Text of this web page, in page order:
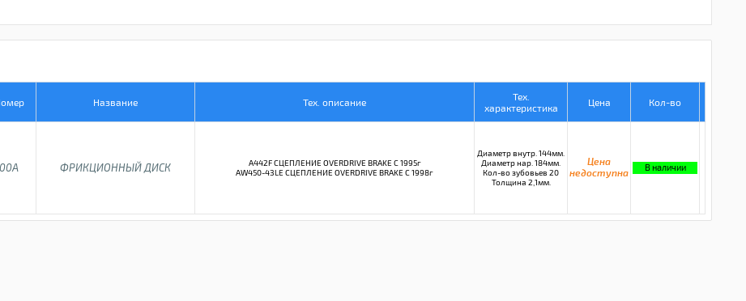
Название Тех. описание
Тех.
характеристика
Цена Кол-во
ФРИКЦИОННЫЙ ДИСК
A442F СЦЕПЛЕНИЕ OVERDRIVE BRAKE C 1995г
AW450-43LE СЦЕПЛЕНИЕ OVERDRIVE BRAKE C 1998г
Диаметр внутр. 144мм.
Диаметр нар. 184мм.
Кол-во зубовьев 20
Толщина 2,1мм.
Цена
недоступна
В наличии